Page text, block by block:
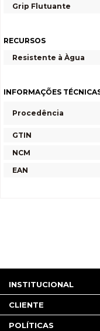
Grip Flutuante
RECURSOS
Resistente à Àgua
INFORMAÇÕES
Procedência
GTIN
NCM
EAN
INSTITUCIONAL
CLIENTE
POLÍTICAS